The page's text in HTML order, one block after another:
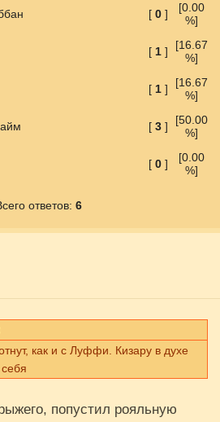
[ 0]
[0.00
%]
[ 1]
[16.67
%]
[ 1]
[16.67
%]
[ 3]
[50.00
%]
[ 0]
[0.00
%]
ответов: 6
как и с Луффи. Кизару в духе
попустил рояльную